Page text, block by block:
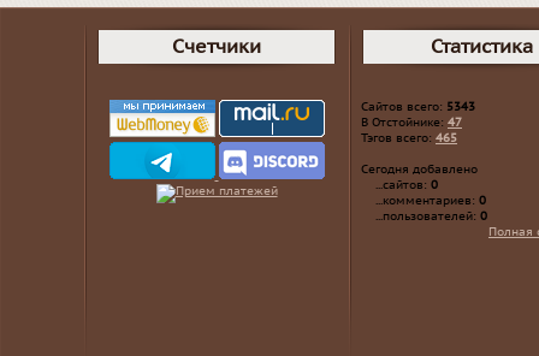
Счетчики Статистика
Сайтов всего: 5343
В Отстойнике: 47
Тэгов всего: 465
Сегодня добавлено
...сайтов: 0
...комментариев: 0
...пользователей: 0
Полная